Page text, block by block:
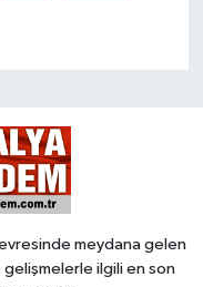
meydana gelen
ilgili en son